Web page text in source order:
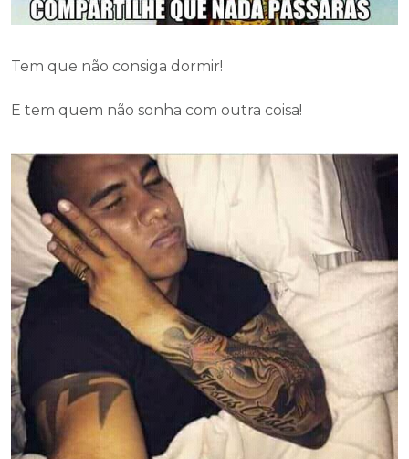
Tem que não consiga dormir!
E tem quem não sonha com outra coisa!